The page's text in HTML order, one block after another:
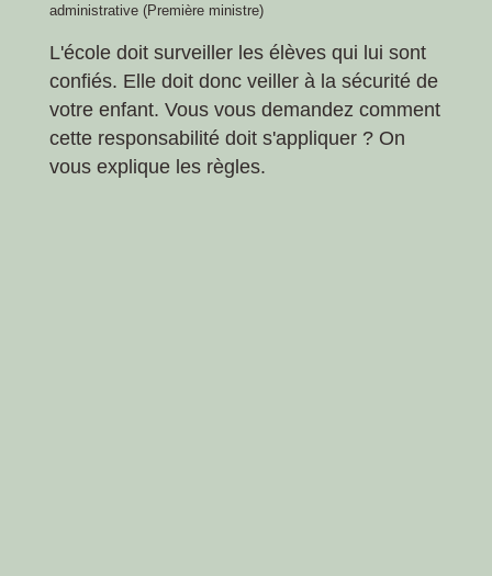
administrative (Première ministre)
L'école doit surveiller les élèves qui lui sont
confiés. Elle doit donc veiller à la sécurité de
votre enfant. Vous vous demandez comment
cette responsabilité doit s'appliquer ? On
vous explique les règles.